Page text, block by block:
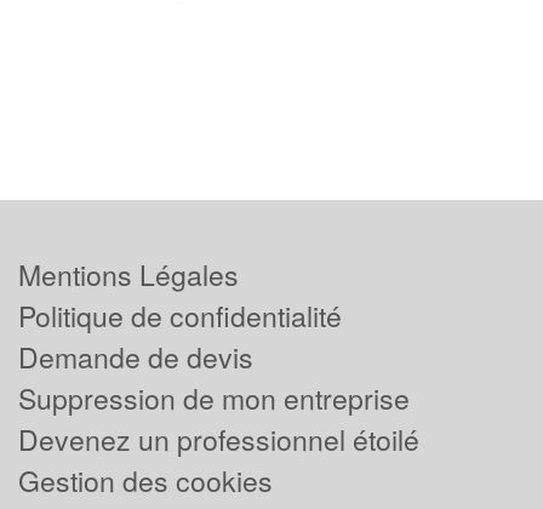
Mentions Légales
Politique de confidentialité
Demande de devis
Suppression de mon entreprise
Devenez un professionnel étoilé
Gestion des cookies